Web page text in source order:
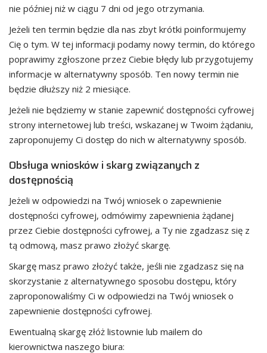
nie później niż w ciągu 7 dni od jego otrzymania.
Jeżeli ten termin będzie dla nas zbyt krótki poinformujemy
Cię o tym. W tej informacji podamy nowy termin, do którego
poprawimy zgłoszone przez Ciebie błędy lub przygotujemy
informacje w alternatywny sposób. Ten nowy termin nie
będzie dłuższy niż 2 miesiące.
Jeżeli nie będziemy w stanie zapewnić dostępności cyfrowej
strony internetowej lub treści, wskazanej w Twoim żądaniu,
zaproponujemy Ci dostęp do nich w alternatywny sposób.
Obsługa wniosków i skarg związanych z
dostępnością
Jeżeli w odpowiedzi na Twój wniosek o zapewnienie
dostępności cyfrowej, odmówimy zapewnienia żądanej
przez Ciebie dostępności cyfrowej, a Ty nie zgadzasz się z
tą odmową, masz prawo złożyć skargę.
Skargę masz prawo złożyć także, jeśli nie zgadzasz się na
skorzystanie z alternatywnego sposobu dostępu, który
zaproponowaliśmy Ci w odpowiedzi na Twój wniosek o
zapewnienie dostępności cyfrowej.
Ewentualną skargę złóż listownie lub mailem do
kierownictwa naszego biura: